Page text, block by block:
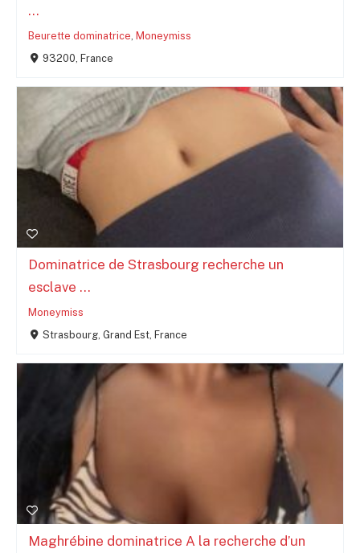
...
Beurette dominatrice Moneymiss
93200, France
Dominatrice de Strasbourg recherche un
esclave ...
Moneymiss
Strasbourg, Grand Est, France
Maghrébine dominatrice A la recherche d’un